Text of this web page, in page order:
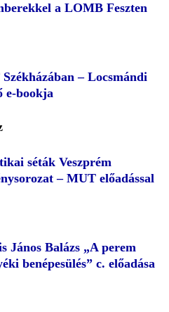
a LOMB Feszten
– Locsmándi
e-bookja
séták Veszprém
– MUT előadással
János Balázs „A perem
benépesülés” c. előadása